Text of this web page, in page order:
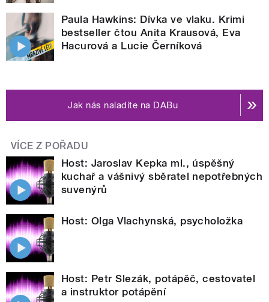
Paula Hawkins: Dívka ve vlaku. Krimi
bestseller čtou Anita Krausová, Eva
Hacurová a Lucie Černíková
Jak nás naladíte na DABu
VÍCE Z POŘADU
Host: Jaroslav Kepka ml., úspěšný
kuchař a vášnivý sběratel nepotřebných
suvenýrů
Host: Olga Vlachynská, psycholožka
Host: Petr Slezák, potápěč, cestovatel
a instruktor potápění